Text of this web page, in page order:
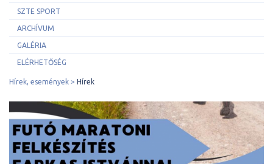
SZTE SPORT
ARCHÍVUM
GALÉRIA
ELÉRHETŐSÉG
Hírek, események Hírek